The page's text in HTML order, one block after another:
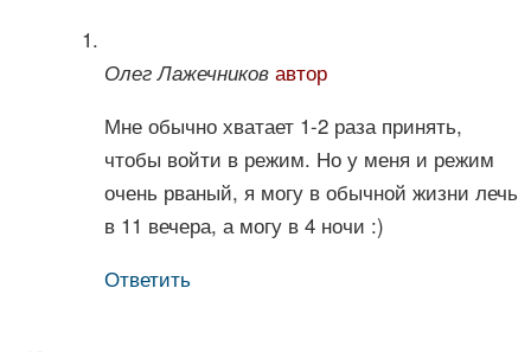
Олег Лажечников автор
Мне обычно хватает 1-2 раза принять,
чтобы войти в режим. Но у меня и режим
очень рваный, я могу в обычной жизни лечь
в 11 вечера, а могу в 4 ночи :)
Ответить